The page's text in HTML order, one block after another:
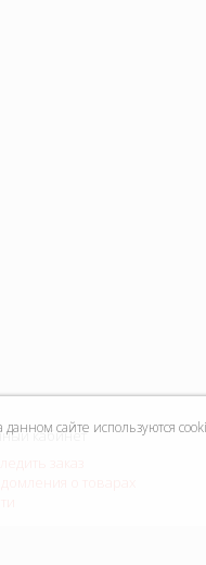
кабинет
сайте используются